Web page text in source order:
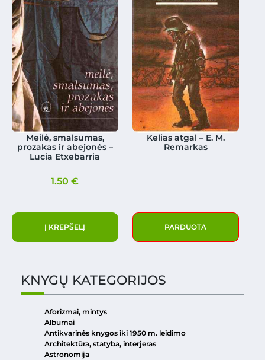
Meilė, smalsumas,
prozakas ir abejonės –
Lucia Etxebarria
1.50€
Į KREPŠELĮ
Kelias atgal – E. M.
Remarkas
PARDUOTA
KNYGŲ KATEGORIJOS
Aforizmai, mintys
Albumai
Antikvarinės knygos iki 1950 m. leidimo
Architektūra, statyba, interjeras
Astronomija